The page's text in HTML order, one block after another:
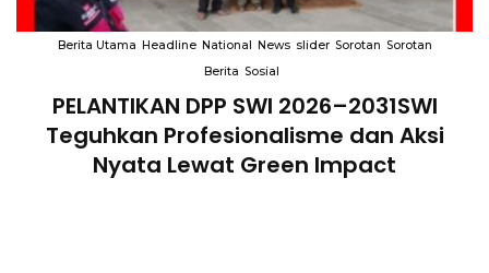
Berita Utama Headline National News Sorotan Sorotan Berita
Empat Tahun Janji Membeku, Sawah
Rusak: Ahli Waris Tagih Tanggung
Jawab Pemkab Bandung Barat